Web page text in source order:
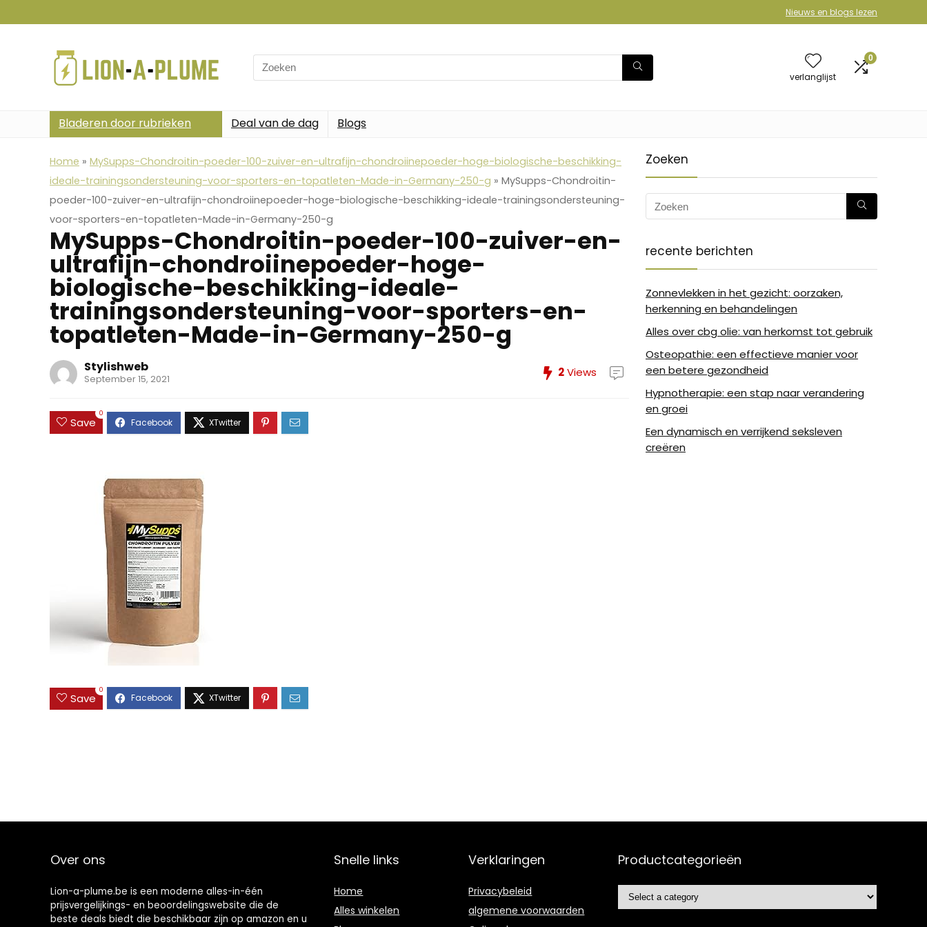
Nieuws en blogs lezen
Search
for:
verlanglijst
0
Bladeren door rubrieken Deal van de dag Blogs
Home » MySupps-Chondroitin-poeder-100-zuiver-en-ultrafijn-chondroiinepoeder-hoge-biologische-beschikking-
ideale-trainingsondersteuning-voor-sporters-en-topatleten-Made-in-Germany-250-g » MySupps-Chondroitin-
poeder-100-zuiver-en-ultrafijn-chondroiinepoeder-hoge-biologische-beschikking-ideale-trainingsondersteuning-
voor-sporters-en-topatleten-Made-in-Germany-250-g
MySupps-Chondroitin-poeder-100-zuiver-en-
ultrafijn-chondroiinepoeder-hoge-
biologische-beschikking-ideale-
trainingsondersteuning-voor-sporters-en-
topatleten-Made-in-Germany-250-g
Stylishweb
September 15, 2021 2Views
Save
0
Save
0
Zoeken
recente berichten
Zonnevlekken in het gezicht: oorzaken,
herkenning en behandelingen
Alles over cbg olie: van herkomst tot gebruik
Osteopathie: een effectieve manier voor
een betere gezondheid
Hypnotherapie: een stap naar verandering
en groei
Een dynamisch en verrijkend seksleven
creëren
Over ons
Lion-a-plume.be is een moderne alles-in-één
prijsvergelijkings- en beoordelingswebsite die de
beste deals biedt die beschikbaar zijn op amazon en u
Snelle links
Home
Alles winkelen
Verklaringen
Privacybeleid
algemene voorwaarden
Productcategorieën